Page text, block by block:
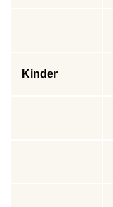
Kinder